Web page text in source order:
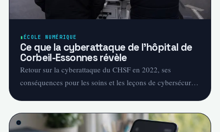
ÉCOLE NUMÉRIQUE
Ce que la cyberattaque de l’hôpital de
Corbeil-Essonnes révèle
Retour sur la cyberattaque du CHSF en 2022, ses
conséquences pour les soins et les leçons de cybersécurité